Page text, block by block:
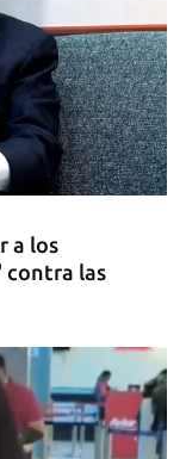
a los
contra las